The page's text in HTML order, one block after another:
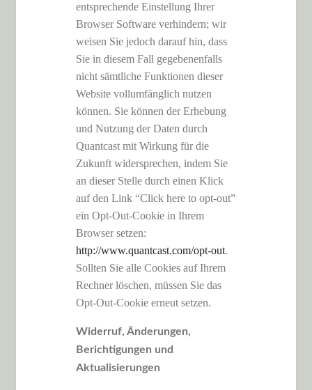
entsprechende Einstellung Ihrer
Browser Software verhindern; wir
weisen Sie jedoch darauf hin, dass
Sie in diesem Fall gegebenenfalls
nicht sämtliche Funktionen dieser
Website vollumfänglich nutzen
können. Sie können der Erhebung
und Nutzung der Daten durch
Quantcast mit Wirkung für die
Zukunft widersprechen, indem Sie
an dieser Stelle durch einen Klick
auf den Link “Click here to opt-out”
ein Opt-Out-Cookie in Ihrem
Browser setzen:
http://www.quantcast.com/opt-out.
Sollten Sie alle Cookies auf Ihrem
Rechner löschen, müssen Sie das
Opt-Out-Cookie erneut setzen.
Widerruf, Änderungen,
Berichtigungen und
Aktualisierungen